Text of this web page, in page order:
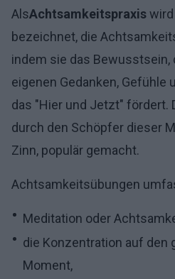
AlsAchtsamkeitspraxis
bezeichnet, die
indem sie das Bewusstsein,
eigenen Gedanken, Gefühle
das "Hier und Jetzt" fördert.
durch den Schöpfer dieser
Zinn, populär gemacht.
Achtsamkeitsübungen
Meditation oder
die Konzentration auf den
Moment,